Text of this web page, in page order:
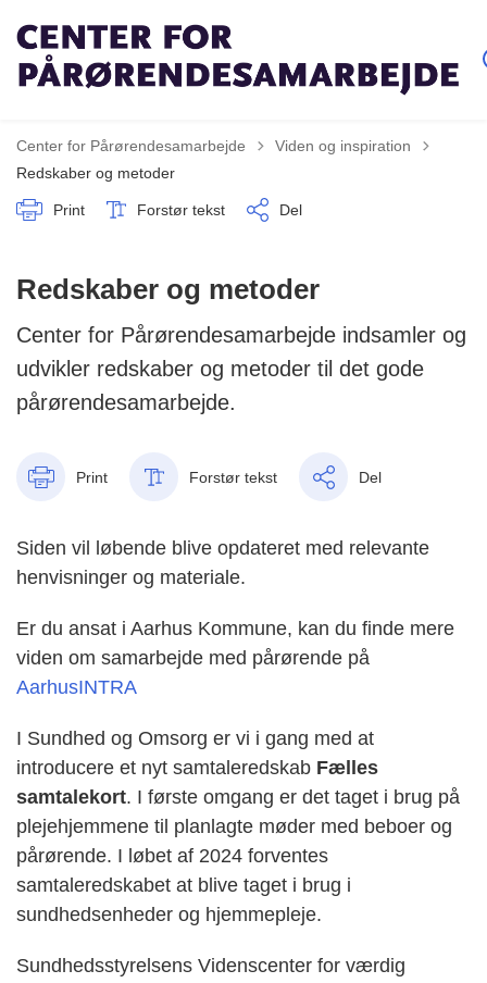
Center for Pårørendesamarbejde Tilbage til
Viden og inspiration
Redskaber og metoder
Print Forstør tekst Del
Redskaber og metoder
Center for Pårørendesamarbejde indsamler og
udvikler redskaber og metoder til det gode
pårørendesamarbejde.
Print Forstør tekst Del
Siden vil løbende blive opdateret med relevante
henvisninger og materiale.
Er du ansat i Aarhus Kommune, kan du finde mere
viden om samarbejde med pårørende på
AarhusINTRA
I Sundhed og Omsorg er vi i gang med at
introducere et nyt samtaleredskab Fælles
samtalekort. I første omgang er det taget i brug på
plejehjemmene til planlagte møder med beboer og
pårørende. I løbet af 2024 forventes
samtaleredskabet at blive taget i brug i
sundhedsenheder og hjemmepleje.
Sundhedsstyrelsens Videnscenter for værdig